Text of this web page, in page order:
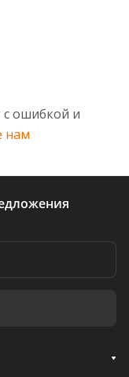
с ошибкой и
нам